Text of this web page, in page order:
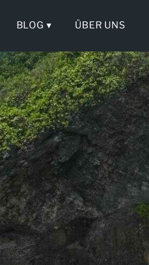
BLOG ▾ ÜBER UNS